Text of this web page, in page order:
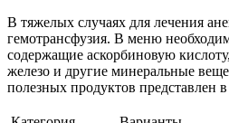
В тяжелых случаях для лечения
гемотрансфузия. В меню
содержащие аскорбиновую
железо и другие минеральные
полезных продуктов представлен